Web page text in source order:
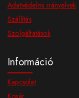
Adatvédelmi irányelvek
Szállítás
Szolgáltatások
Információ
Kapcsolat